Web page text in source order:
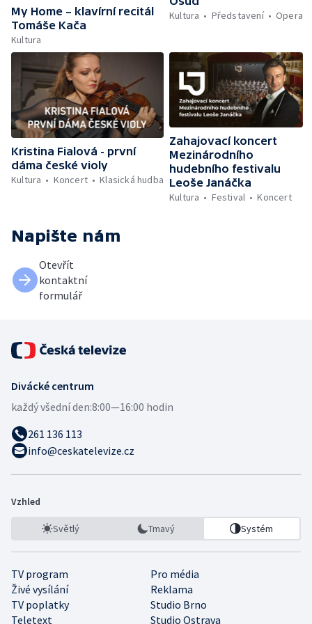
My Home – klavírní recitál
Tomáše Kača
Kultura
Kultura
Představení Opera
Kristina Fialová - první
dáma české violy
Kultura
Koncert Klasická hudba
Zahajovací koncert
Mezinárodního
hudebního festivalu
Leoše Janáčka
Kultura
Festival Koncert
Napište nám
Otevřít
kontaktní
formulář
Divácké centrum
každý všední den:8:00—16:00 hodin
261 136 113
info@ceskatelevize.cz
Vzhled
Světlý Tmavý Systém
TV program
Pro média
Živé vysílání
Reklama
TV poplatky
Studio Brno
Teletext
Studio Ostrava